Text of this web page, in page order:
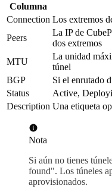
Columna
Connection Los extremos
Peers
La IP de
dos extremos
MTU
La unidad
túnel
BGP
Si el enrutado
Status
Active,
Description Una etiqueta
Nota
Si aún no tienes
found". Los túneles
aprovisionados.